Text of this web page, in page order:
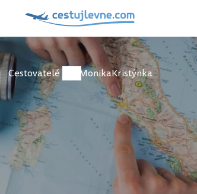
Cestovatelé MonikaKristýnka